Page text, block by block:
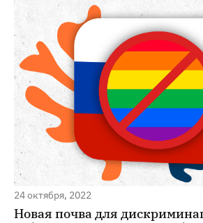
24 октября, 2022
Новая почва для